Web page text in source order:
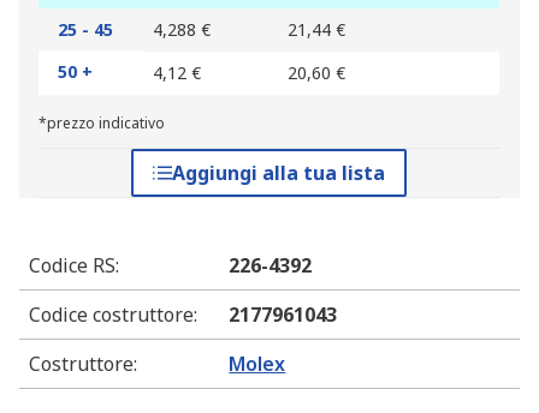
25 - 45
4,288 €
21,44 €
50 +
4,12 € 20,60 €
*prezzo indicativo
Aggiungi alla tua lista
Codice RS:
226-4392
Codice costruttore:
2177961043
Costruttore: Molex